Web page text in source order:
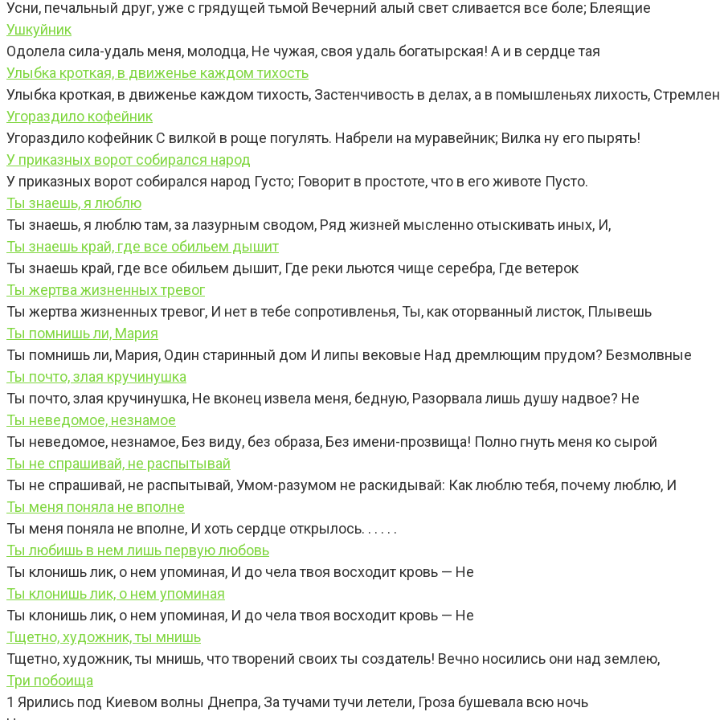
Усни, печальный друг, уже с грядущей тьмой Вечерний алый свет сливается все боле; Блеящие
Ушкуйник
Одолела сила-удаль меня, молодца, Не чужая, своя удаль богатырская! А и в сердце тая
Улыбка кроткая, в движенье каждом тихость
Улыбка кроткая, в движенье каждом тихость, Застенчивость в делах, а в помышленьях лихость,
Угораздило кофейник
Угораздило кофейник С вилкой в роще погулять. Набрели на муравейник; Вилка ну его пырять!
У приказных ворот собирался народ
У приказных ворот собирался народ Густо; Говорит в простоте, что в его животе Пусто.
Ты знаешь, я люблю
Ты знаешь, я люблю там, за лазурным сводом, Ряд жизней мысленно отыскивать иных, И,
Ты знаешь край, где все обильем дышит
Ты знаешь край, где все обильем дышит, Где реки льются чище серебра, Где ветерок
Ты жертва жизненных тревог
Ты жертва жизненных тревог, И нет в тебе сопротивленья, Ты, как оторванный листок, Плывешь
Ты помнишь ли, Мария
Ты помнишь ли, Мария, Один старинный дом И липы вековые Над дремлющим прудом? Безмолвные
Ты почто, злая кручинушка
Ты почто, злая кручинушка, Не вконец извела меня, бедную, Разорвала лишь душу надвое? Не
Ты неведомое, незнамое
Ты неведомое, незнамое, Без виду, без образа, Без имени-прозвища! Полно гнуть меня ко сырой
Ты не спрашивай, не распытывай
Ты не спрашивай, не распытывай, Умом-разумом не раскидывай: Как люблю тебя, почему люблю, И
Ты меня поняла не вполне
Ты меня поняла не вполне, И хоть сердце открылось. . . . . .
Ты любишь в нем лишь первую любовь
Ты клонишь лик, о нем упоминая, И до чела твоя восходит кровь — Не
Ты клонишь лик, о нем упоминая
Ты клонишь лик, о нем упоминая, И до чела твоя восходит кровь — Не
Тщетно, художник, ты мнишь
Тщетно, художник, ты мнишь, что творений своих ты создатель! Вечно носились они над землею,
Три побоища
1 Ярились под Киевом волны Днепра, За тучами тучи летели, Гроза бушевала всю ночь